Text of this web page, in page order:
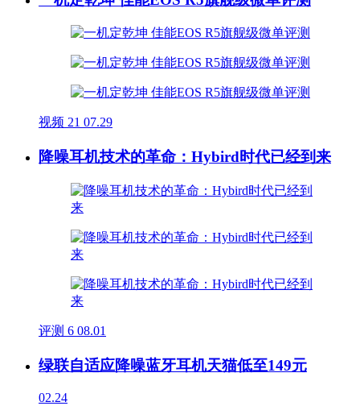
视频 21 07.29
降噪耳机技术的革命：Hybird时代已经到来
评测 6 08.01
绿联自适应降噪蓝牙耳机天猫低至149元
02.24